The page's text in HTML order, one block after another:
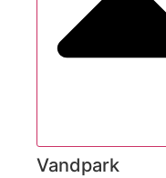
Vandpark